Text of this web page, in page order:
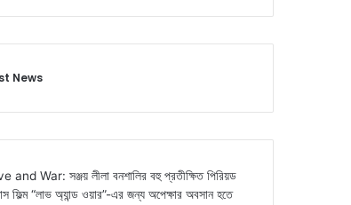
News
and War: সঞ্জয় লীলা বনশালির বহু প্রতীক্ষিত পিরিয়ড
ফিল্ম “লাভ অ্যান্ড ওয়ার”-এর জন্য অপেক্ষার অবসান হতে